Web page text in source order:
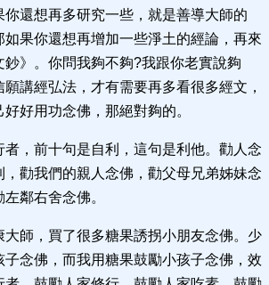
還想再多研究一些，就是善導大師的
如果你還想再增加一些淨土的經論，再來
》。你問我夠不夠?我跟你老實說夠
講經弘法，才有需要再多看很多經文，
好用功念佛，那絕對夠的。
者，前十句是自利，這句是利他。勸人念
勸我們的親人念佛，勸父母兄弟姊妹念
鄰右舍念佛。
大師，買了很多糖果誘拐小朋友念佛。少
子念佛，而我用糖果鼓勵小孩子念佛，效